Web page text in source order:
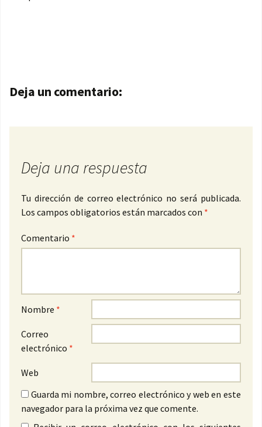
Navegación de entradas
Deja un comentario:
Deja una respuesta
Tu dirección de correo electrónico no será publicada.
Los campos obligatorios están marcados con *
Comentario *
Nombre *
Correo
electrónico *
Web
Guarda mi nombre, correo electrónico y web en este
navegador para la próxima vez que comente.